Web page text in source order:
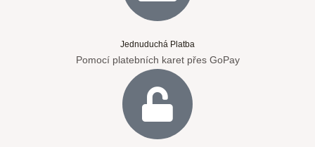
Jednuduchá Platba
Pomocí platebních karet přes GoPay